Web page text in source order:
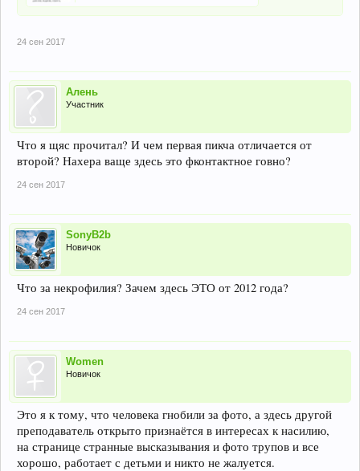
24 сен 2017
Алень
Участник
Что я щяс прочитал? И чем первая пикча отличается от
второй? Нахера ваще здесь это фконтактное говно?
24 сен 2017
SonyB2b
Новичок
Что за некрофилия? Зачем здесь ЭТО от 2012 года?
24 сен 2017
Women
Новичок
Это я к тому, что человека гнобили за фото, а здесь другой
преподаватель открыто признаётся в интересах к насилию,
на странице странные высказывания и фото трупов и все
хорошо, работает с детьми и никто не жалуется.